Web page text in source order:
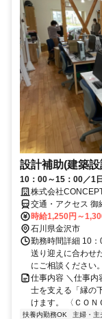
設計補助(建築
10：00～15：00／1
株式会社
交通・アクセス 御
線近く、多方面か
時給1,250円～
石川県金沢市
勤務時間詳細 10
送り迎えに合わせ
にご相談ください
仕事内容 ＼仕事内
士を支える「縁の
けます。 〈ＣＯＮ
扶養内勤務OK 主婦・主